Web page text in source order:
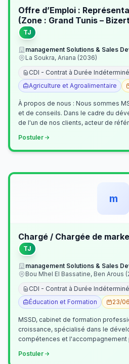
Offre d’Emploi :
(Zone : Grand Tunis –
TJ
management Solutions & Sales
La Soukra, Ariana (2036)
CDI - Contrat à Durée
Agriculture et Agroalimentaire
À propos de nous : Nous sommes
et de conseils. Dans le cadre du
de l'un de nos clients, acteur de
Postuler
m
Chargé / Chargée de
TJ
management Solutions & Sales
Bou Mhel El Bassatine, Ben Arous
CDI - Contrat à Durée
Éducation et Formation
23/06
MSSD, cabinet de formation
croissance, spécialisé dans le
compétences et
Postuler